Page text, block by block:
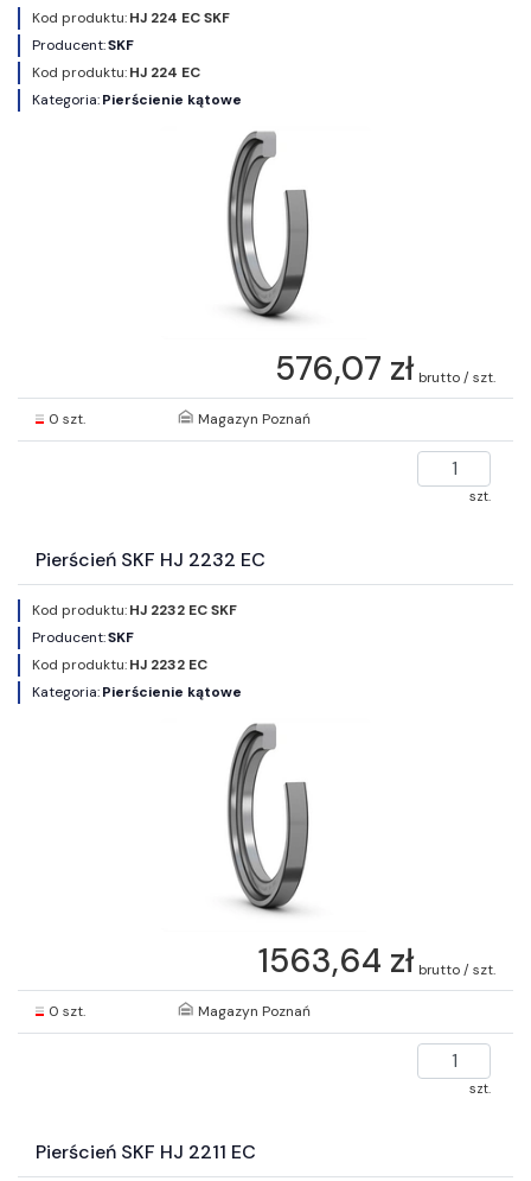
Kod produktu:HJ 224 EC SKF
Producent:SKF
Kod produktu:HJ 224 EC
Kategoria:Pierścienie kątowe
576,07 zł brutto / szt.
0 szt. Magazyn Poznań
szt.
Pierścień SKF HJ 2232 EC
Kod produktu:HJ 2232 EC SKF
Producent:SKF
Kod produktu:HJ 2232 EC
Kategoria:Pierścienie kątowe
1563,64 zł brutto / szt.
0 szt. Magazyn Poznań
szt.
Pierścień SKF HJ 2211 EC